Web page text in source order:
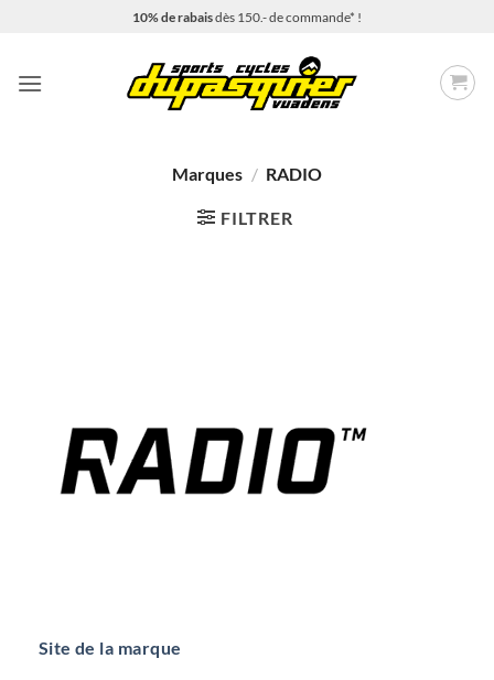
10% de rabaisdès 150.- de commande* !
Marques / RADIO
FILTRER
Site de la marque